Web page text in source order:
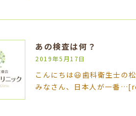
あの検査は何？
2019年5月17日
こんにちは😃歯科衛生士の
みなさん、日本人が一番…